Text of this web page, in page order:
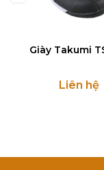
Giày Takumi
Liên hệ